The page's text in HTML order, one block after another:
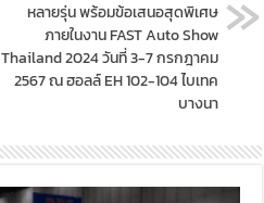
หลายรุ่น พร้อมข้อเสนอสุดพิเศษ
ภายในงาน FAST Auto Show
Thailand 2024 วันที่ 3-7 กรกฎาคม
2567 ณ ฮอลล์ EH 102-104 ไบเทค
บางนา